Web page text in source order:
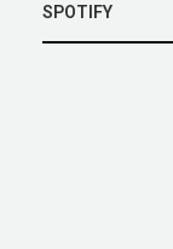
SPOTIFY